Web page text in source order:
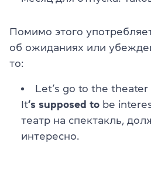
Помимо этого
об ожиданиях или
то:
Let’s go to the
It‘s supposed to be
театр на спектакль,
интересно.